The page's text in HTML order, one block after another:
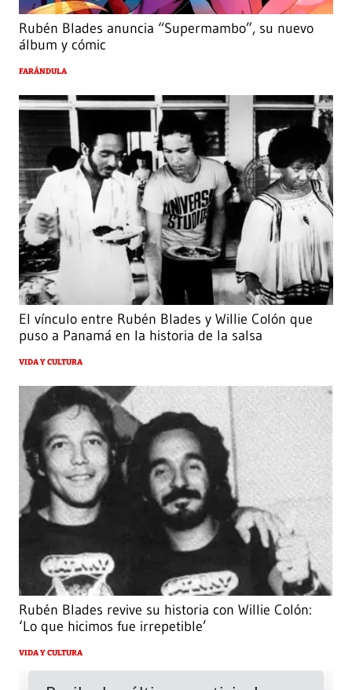
Rubén Blades anuncia “Supermambo”, su nuevo
álbum y cómic
FARÁNDULA
El vínculo entre Rubén Blades y Willie Colón que
puso a Panamá en la historia de la salsa
VIDA Y CULTURA
Rubén Blades revive su historia con Willie Colón:
‘Lo que hicimos fue irrepetible’
VIDA Y CULTURA